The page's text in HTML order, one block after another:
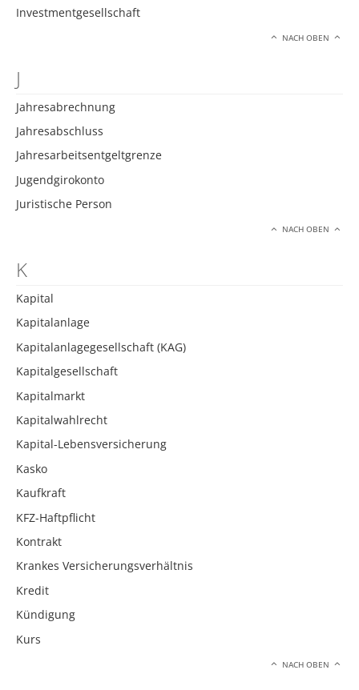
Investmentgesellschaft
NACH OBEN
J
Jahresabrechnung
Jahresabschluss
Jahresarbeitsentgeltgrenze
Jugendgirokonto
Juristische Person
NACH OBEN
K
Kapital
Kapitalanlage
Kapitalanlagegesellschaft (KAG)
Kapitalgesellschaft
Kapitalmarkt
Kapitalwahlrecht
Kapital-Lebensversicherung
Kasko
Kaufkraft
KFZ-Haftpflicht
Kontrakt
Krankes Versicherungsverhältnis
Kredit
Kündigung
Kurs
NACH OBEN